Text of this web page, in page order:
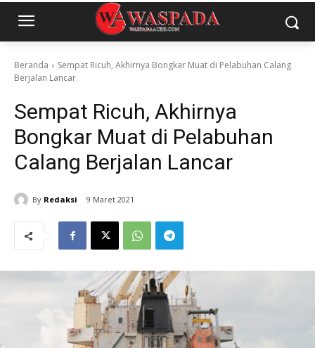
Beranda
Sempat Ricuh, Akhirnya Bongkar Muat di Pelabuhan Calang
Berjalan Lancar
Sempat Ricuh, Akhirnya
Bongkar Muat di Pelabuhan
Calang Berjalan Lancar
By Redaksi 9 Maret 2021